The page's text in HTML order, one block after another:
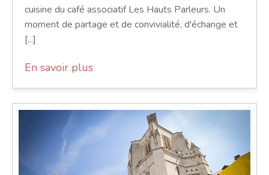
cuisine du café associatif Les Hauts Parleurs. Un
moment de partage et de convivialité, d'échange et
[...]
En savoir plus